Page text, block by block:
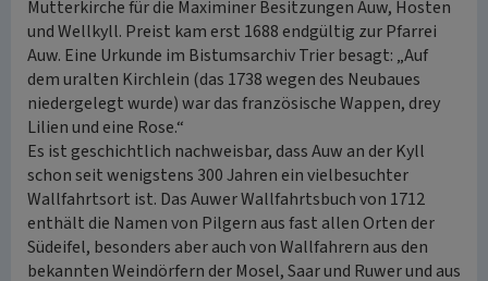
Mutterkirche für die Maximiner Besitzungen Auw, Hosten
und Wellkyll. Preist kam erst 1688 endgültig zur Pfarrei
Auw. Eine Urkunde im Bistumsarchiv Trier besagt: „Auf
dem uralten Kirchlein (das 1738 wegen des Neubaues
niedergelegt wurde) war das französische Wappen, drey
Lilien und eine Rose.“
Es ist geschichtlich nachweisbar, dass Auw an der Kyll
schon seit wenigstens 300 Jahren ein vielbesuchter
Wallfahrtsort ist. Das Auwer Wallfahrtsbuch von 1712
enthält die Namen von Pilgern aus fast allen Orten der
Südeifel, besonders aber auch von Wallfahrern aus den
bekannten Weindörfern der Mosel, Saar und Ruwer und aus